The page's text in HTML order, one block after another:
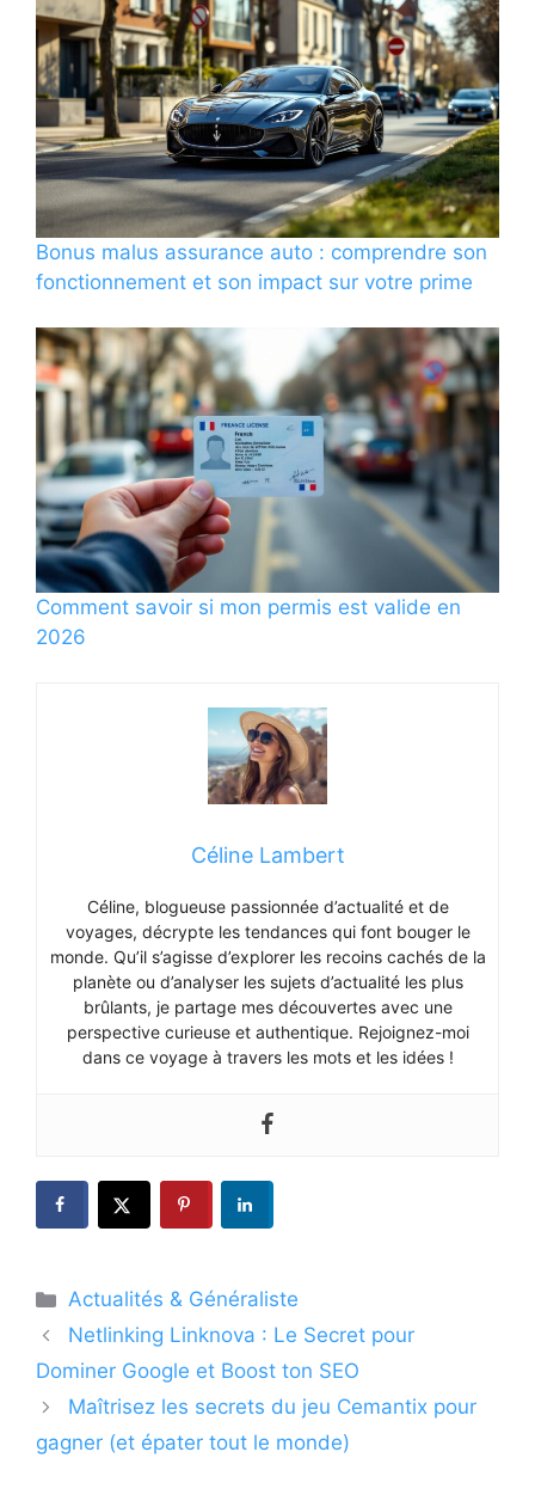
Bonus malus assurance auto : comprendre son
fonctionnement et son impact sur votre prime
Comment savoir si mon permis est valide en
2026
Céline Lambert
Céline, blogueuse passionnée d’actualité et de
voyages, décrypte les tendances qui font bouger le
monde. Qu’il s’agisse d’explorer les recoins cachés de la
planète ou d’analyser les sujets d’actualité les plus
brûlants, je partage mes découvertes avec une
perspective curieuse et authentique. Rejoignez-moi
dans ce voyage à travers les mots et les idées !
Catégories
Actualités & Généraliste
Netlinking Linknova : Le Secret pour
Dominer Google et Boost ton SEO
Maîtrisez les secrets du jeu Cemantix pour
gagner (et épater tout le monde)